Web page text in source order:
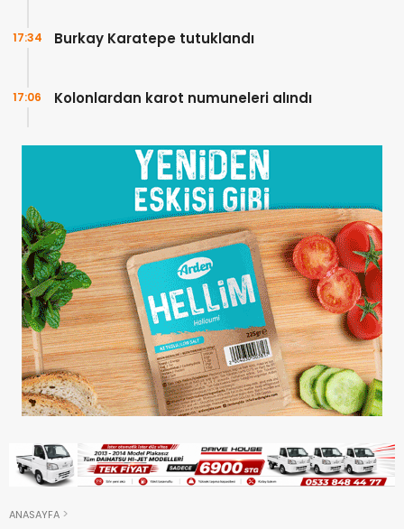
Burkay Karatepe tutuklandı
17:34
Kolonlardan karot numuneleri alındı
17:06
ANASAYFA